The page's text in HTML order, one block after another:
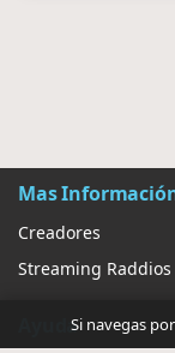
Mas
Creadores
Streaming Raddios
AyudaSi navegas